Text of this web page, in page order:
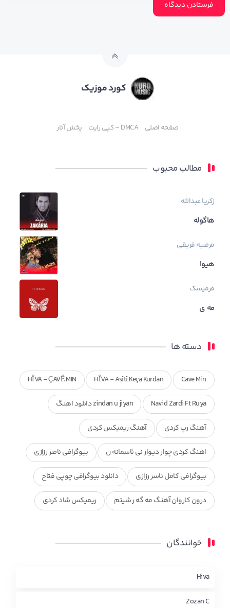
کورد موزیک
صفحه اصلی DMCA – کپی رایت پخش آثار
مطالب محبوب
زکریا عبدالله
هاگوله
مرضیه فریقی
هیوا
فرمیسک
مه ی
دسته ها
Cave Min
HÎVA - Asîtî Keça Kurdan
HÎVA - ÇAVÊ MIN
Navid Zardi Ft Ruya zindan u jiyan دانلود اهنگ
آهنگ رپ کردی آهنگ ریمیکس کردی
اهنگ کردی چوار دیوار نی ئاسمانه ن بیوگرافی ناصر رزازی
بیوگرافی کامل ناسر رزازی دانلود بیوگرافی چوپی فتاح
درون کاروان آهنگ مه گه ر شیتم ریمیکس شاد کردی
محمد جزا
چاو من
خوانندگان
Hiva
Zozan C